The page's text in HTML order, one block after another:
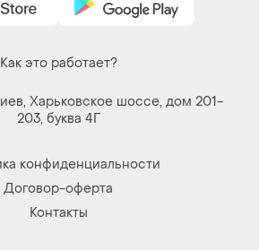
Как это работает?
Харьковское шоссе, дом 201-
203, буква 4Г
конфиденциальности
Договор-оферта
Контакты